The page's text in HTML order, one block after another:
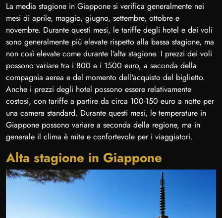
La media stagione in Giappone si verifica generalmente nei
mesi di aprile, maggio, giugno, settembre, ottobre e
novembre. Durante questi mesi, le tariffe degli hotel e dei voli
sono generalmente più elevate rispetto alla bassa stagione, ma
non così elevate come durante l'alta stagione. I prezzi dei voli
possono variare tra i 800 e i 1500 euro, a seconda della
compagnia aerea e del momento dell'acquisto del biglietto.
Anche i prezzi degli hotel possono essere relativamente
costosi, con tariffe a partire da circa 100-150 euro a notte per
una camera standard. Durante questi mesi, le temperature in
Giappone possono variare a seconda della regione, ma in
generale il clima è mite e confortevole per i viaggiatori.
Alta stagione in Giappone